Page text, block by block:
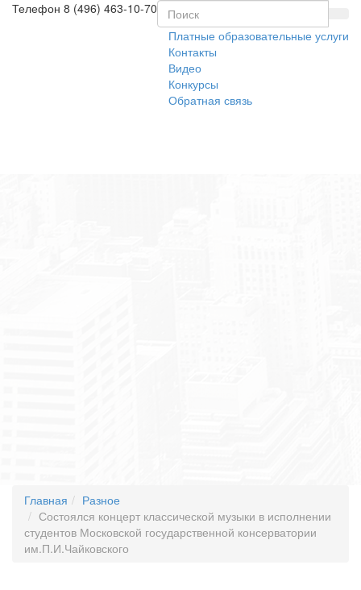
Телефон 8 (496) 463-10-70
Платные образовательные услуги
Контакты
Видео
Конкурсы
Обратная связь
Главная
Разное
Состоялся концерт классической музыки в исполнении
студентов Московской государственной консерватории
им.П.И.Чайковского